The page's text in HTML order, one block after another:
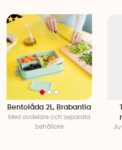
Bentolåda 2L, Brabantia
Med avdelare och separata
behållare